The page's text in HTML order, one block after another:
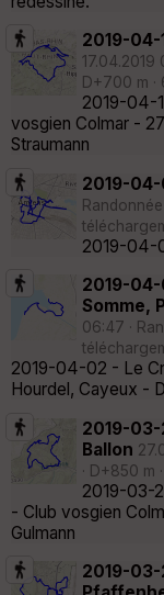
2019-
17.04.2019
D+700 m ·
2019-04-
vosgien Colmar -
Straumann
2019-
2019-04-
2019-
Somme,
06:47 ·
2019-04-02 - Le
Hourdel, Cayeux -
2019-
Ballon
· D+850 m
2019-03-
- Club vosgien
Gulmann
2019-